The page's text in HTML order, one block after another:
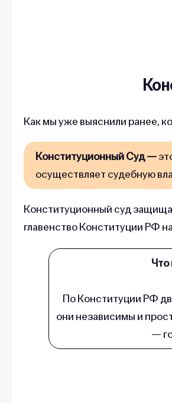
Как мы уже выяснили ранее,
Конституционный Суд —
осуществляет судебную
Конституционный суд
главенство Конституции РФ
Что
По Конституции РФ
они независимы и
—